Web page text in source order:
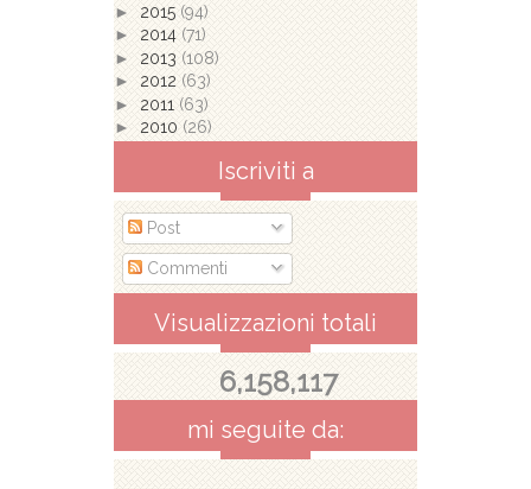
► 2015 (94)
► 2014 (71)
► 2013 (108)
► 2012 (63)
► 2011 (63)
► 2010 (26)
Iscriviti a
Post
Commenti
Visualizzazioni totali
6,158,117
mi seguite da: